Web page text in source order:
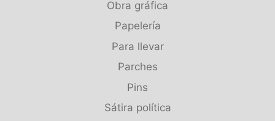
Obra gráfica
Papelería
Para llevar
Parches
Pins
Sátira política